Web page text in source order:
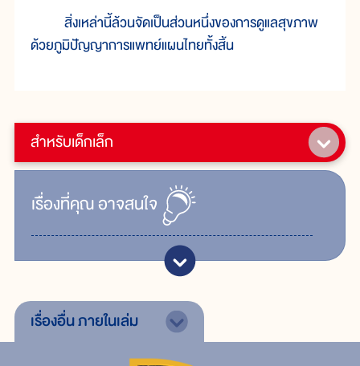
สำหรับเด็กเล็ก
เรื่ิองที่คุณอาจสนใจ
สิ่งเหล่านี้ล้วนจัดเป็นส่วนหนึ่งของการดูแลสุขภาพ
ด้วยภูมิปัญญาการแพทย์แผนไทยทั้งสิ้น
เรื่องอื่นภายในเล่ม